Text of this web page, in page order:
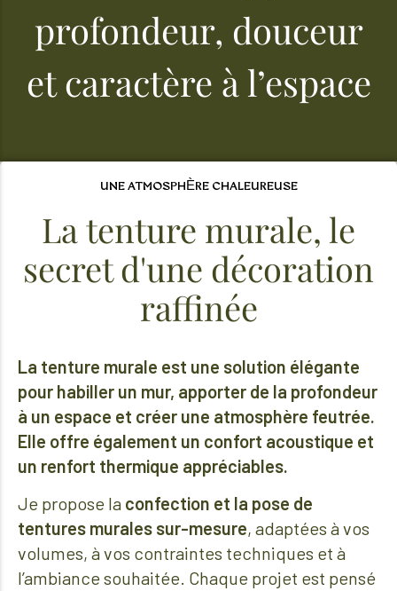
profondeur, douceur
et caractère à l’espace
UNE ATMOSPHÈRE CHALEUREUSE
La tenture murale, le
secret d'une décoration
raffinée
La tenture murale est une solution élégante
pour habiller un mur, apporter de la profondeur
à un espace et créer une atmosphère feutrée.
Elle offre également un confort acoustique et
un renfort thermique appréciables.
Je propose la confection et la pose de
tentures murales sur-mesure, adaptées à vos
volumes, à vos contraintes techniques et à
l’ambiance souhaitée. Chaque projet est pensé